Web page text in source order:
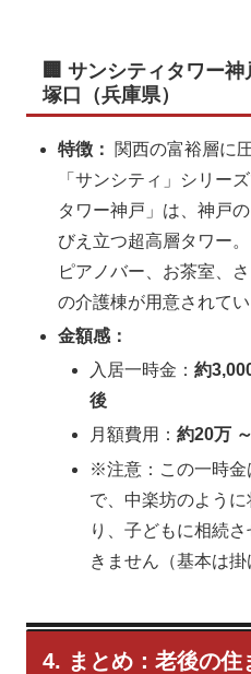
🏢 サンシティタワー
塚口（兵庫県）
特徴：
関西の富裕層に
「サンシティ」シリー
タワー神戸」は、神戸
びえ立つ超高層タワー
ピアノバー、お茶室、
の介護棟が用意されてい
金額感：
入居一時金：約
後
月額費用：約20万
※注意：この一時金
で、中楽坊のよう
り、子どもに相続
きません（基本は掛
4. まとめ：老後の住